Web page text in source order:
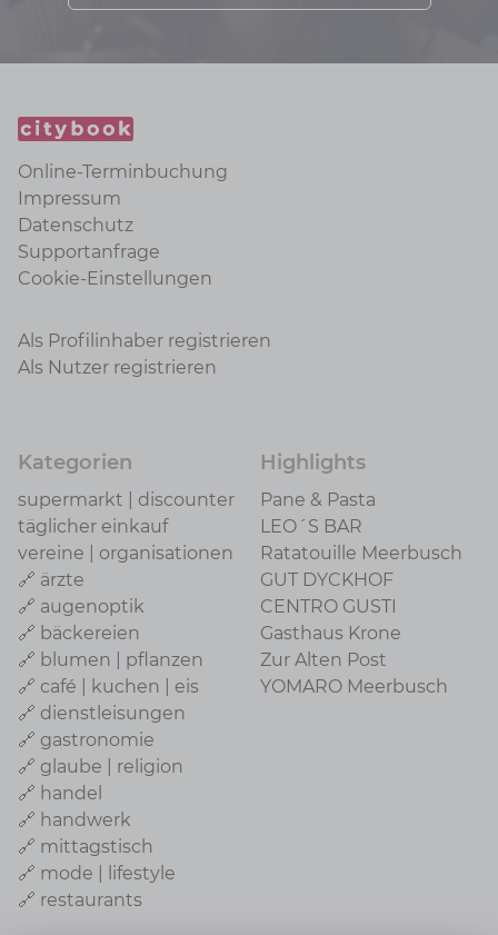
Online-Terminbuchung
Impressum
Datenschutz
Supportanfrage
Cookie-Einstellungen
Als Profilinhaber registrieren
Als Nutzer registrieren
Kategorien
supermarkt | discounter
täglicher einkauf
vereine | organisationen
🔗 ärzte
🔗 augenoptik
🔗 bäckereien
🔗 blumen | pflanzen
🔗 café | kuchen | eis
🔗 dienstleisungen
🔗 gastronomie
🔗 glaube | religion
🔗 handel
🔗 handwerk
🔗 mittagstisch
🔗 mode | lifestyle
🔗 restaurants
Highlights
Pane & Pasta
LEO´S BAR
Ratatouille Meerbusch
GUT DYCKHOF
CENTRO GUSTI
Gasthaus Krone
Zur Alten Post
YOMARO Meerbusch